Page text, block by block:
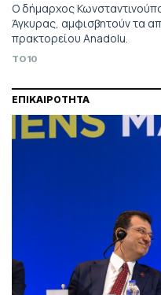
Ο δήμαρχος
Άγκυρας, αμφισβητούν τα
πρακτορείου Anadolu.
TO10
ΕΠΙΚΑΙΡΟΤΗΤΑ